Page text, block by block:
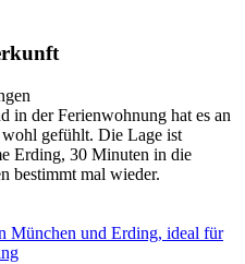
in der Ferienwohnung hat es an
gefühlt. Die Lage ist
Erding, 30 Minuten in die
bestimmt mal wieder.
München und Erding, ideal für